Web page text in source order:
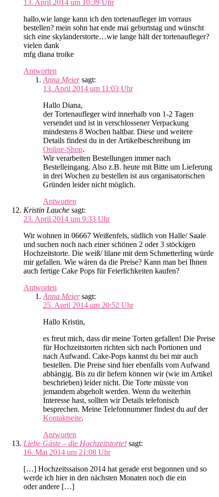
13. April 2014 um 10:39 Uhr
hallo,wie lange kann ich den tortenaufleger im vorraus
bestellen? mein sohn hat ende mai geburtstag und wünscht
sich eine skylanderstorte…wie lange hält der tortenaufleger?
vielen dank
mfg diana troike
Antworten
Anna Meier sagt:
13. April 2014 um 11:03 Uhr
Hallo Diana,
der Tortenaufleger wird innerhalb von 1-2 Tagen
versendet und ist in verschlossener Verpackung
mindestens 8 Wochen haltbar. Diese und weitere
Details findest du in der Artikelbeschreibung im
Online-Shop.
Wir verarbeiten Bestellungen immer nach
Bestelleingang. Also z.B. heute mit Bitte um Lieferung
in drei Wochen zu bestellen ist aus organisatorischen
Gründen leider nicht möglich.
Antworten
Kristin Lauche sagt:
23. April 2014 um 9:33 Uhr
Wir wohnen in 06667 Weißenfels, südlich von Halle/ Saale
und suchen noch nach einer schönen 2 oder 3 stöckigen
Hochzeitstorte. Die weiß/ lilane mit dem Schmetterling würde
mir gefallen. Wie wären da die Preise? Kann man bei Ihnen
auch fertige Cake Pops für Feierlichkeiten kaufen?
Antworten
Anna Meier sagt:
25. April 2014 um 20:52 Uhr
Hallo Kristin,
es freut mich, dass dir meine Torten gefallen! Die Preise
für Hochzeitstorten richten sich nach Portionen und
nach Aufwand. Cake-Pops kannst du bei mir auch
bestellen. Die Preise sind hier ebenfalls vom Aufwand
abhängig. Bis zu dir liefern können wir (wie im Artikel
beschrieben) leider nicht. Die Torte müsste von
jemandem abgeholt werden. Wenn du weiterhin
Interesse hast, sollten wir Details telefonisch
besprechen. Meine Telefonnummer findest du auf der
Kontaktseite.
Antworten
Liebe Gäste – die Hochzeitstorte! sagt:
16. Mai 2014 um 21:08 Uhr
[…] Hochzeitssaison 2014 hat gerade erst begonnen und so
werde ich hier in den nächsten Monaten noch die ein
oder andere […]